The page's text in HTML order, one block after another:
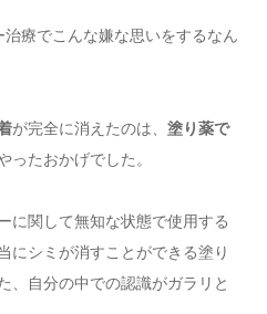
療でこんな嫌な思いをするなん
が完全に消えたのは、 塗り薬で
ったおかげでした。
に関して無知な状態で使用する
にシミが消すことができる塗り
、自分の中での認識がガラリと